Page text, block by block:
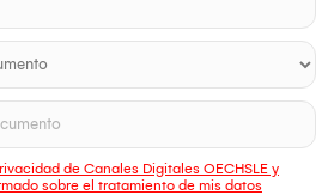
de Canales Digitales OECHSLE y
sobre el tratamiento de mis datos